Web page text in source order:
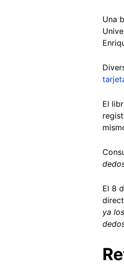
Una
El
El 8
ya